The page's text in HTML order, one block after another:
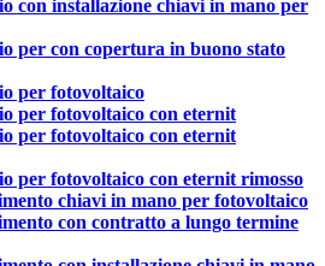
con installazione chiavi in mano per
per con copertura in buono stato
per fotovoltaico
per fotovoltaico con eternit
per fotovoltaico con eternit
per fotovoltaico con eternit rimosso
chiavi in mano per fotovoltaico
con contratto a lungo termine